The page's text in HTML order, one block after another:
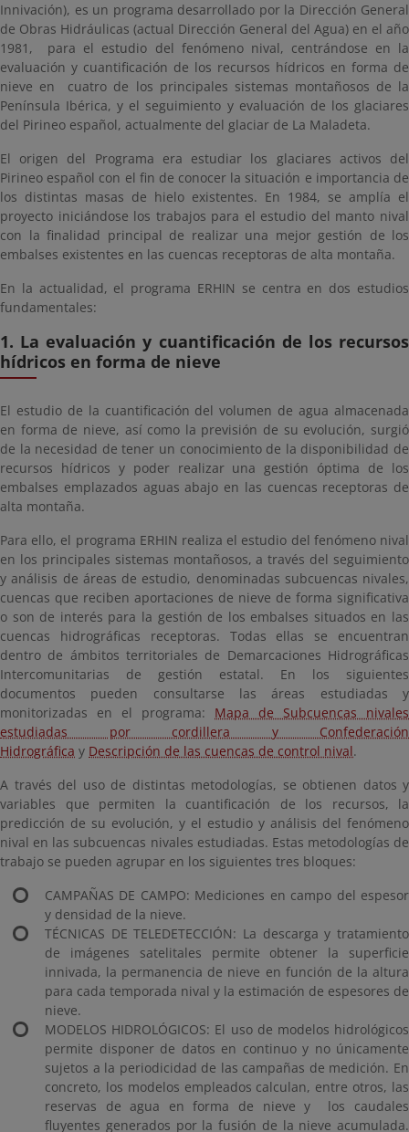
Innivación), es un programa desarrollado por la Dirección General
de Obras Hidráulicas (actual Dirección General del Agua) en el año
1981, para el estudio del fenómeno nival, centrándose en la
evaluación y cuantificación de los recursos hídricos en forma de
nieve en cuatro de los principales sistemas montañosos de la
Península Ibérica, y el seguimiento y evaluación de los glaciares
del Pirineo español, actualmente del glaciar de La Maladeta.
El origen del Programa era estudiar los glaciares activos del
Pirineo español con el fin de conocer la situación e importancia de
los distintas masas de hielo existentes. En 1984, se amplía el
proyecto iniciándose los trabajos para el estudio del manto nival
con la finalidad principal de realizar una mejor gestión de los
embalses existentes en las cuencas receptoras de alta montaña.
En la actualidad, el programa ERHIN se centra en dos estudios
fundamentales:
1. La evaluación y cuantificación de los recursos
hídricos en forma de nieve
El estudio de la cuantificación del volumen de agua almacenada
en forma de nieve, así como la previsión de su evolución, surgió
de la necesidad de tener un conocimiento de la disponibilidad de
recursos hídricos y poder realizar una gestión óptima de los
embalses emplazados aguas abajo en las cuencas receptoras de
alta montaña.
Para ello, el programa ERHIN realiza el estudio del fenómeno nival
en los principales sistemas montañosos, a través del seguimiento
y análisis de áreas de estudio, denominadas subcuencas nivales,
cuencas que reciben aportaciones de nieve de forma significativa
o son de interés para la gestión de los embalses situados en las
cuencas hidrográficas receptoras. Todas ellas se encuentran
dentro de ámbitos territoriales de Demarcaciones Hidrográficas
Intercomunitarias de gestión estatal. En los siguientes
documentos pueden consultarse las áreas estudiadas y
monitorizadas en el programa: Mapa de Subcuencas nivales
estudiadas por cordillera y Confederación
Hidrográfica y Descripción de las cuencas de control nival.
A través del uso de distintas metodologías, se obtienen datos y
variables que permiten la cuantificación de los recursos, la
predicción de su evolución, y el estudio y análisis del fenómeno
nival en las subcuencas nivales estudiadas. Estas metodologías de
trabajo se pueden agrupar en los siguientes tres bloques:
CAMPAÑAS DE CAMPO: Mediciones en campo del espesor
y densidad de la nieve.
TÉCNICAS DE TELEDETECCIÓN: La descarga y tratamiento
de imágenes satelitales permite obtener la superficie
innivada, la permanencia de nieve en función de la altura
para cada temporada nival y la estimación de espesores de
nieve.
MODELOS HIDROLÓGICOS: El uso de modelos hidrológicos
permite disponer de datos en continuo y no únicamente
sujetos a la periodicidad de las campañas de medición. En
concreto, los modelos empleados calculan, entre otros, las
reservas de agua en forma de nieve y los caudales
fluyentes generados por la fusión de la nieve acumulada.